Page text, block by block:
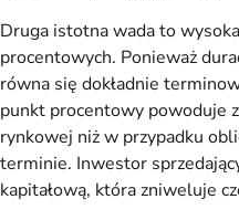
Druga istotna wada to
procentowych. Ponieważ
równa się dokładnie
punkt procentowy powoduje
rynkowej niż w przypadku
terminie. Inwestor
kapitałową, która zniweluje